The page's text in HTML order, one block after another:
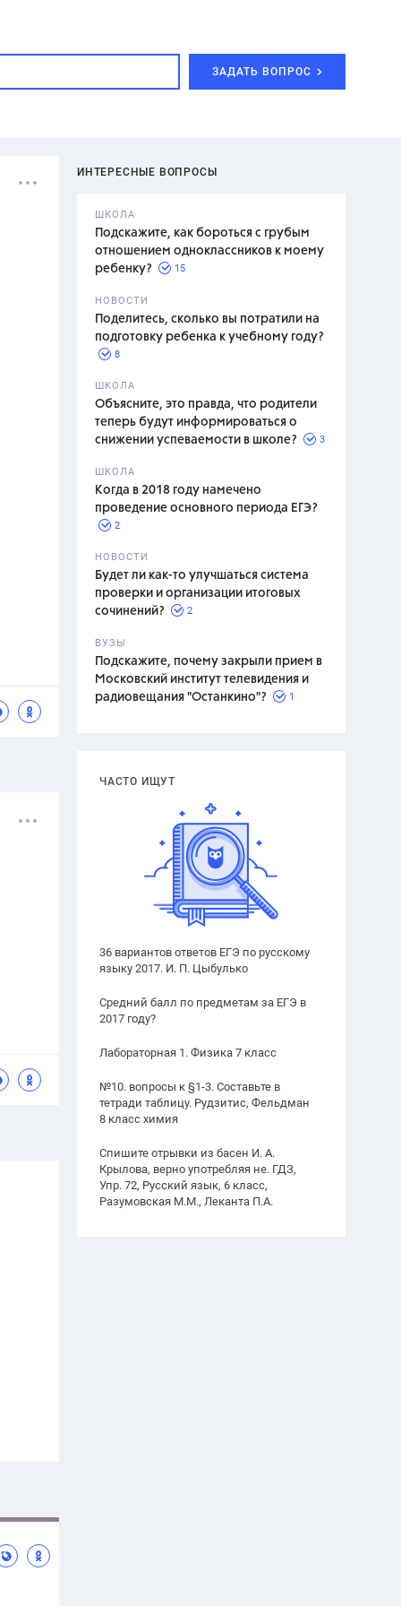
ЗАДАТЬ ВОПРОС
ИНТЕРЕСНЫЕ ВОПРОСЫ
ШКОЛА
Подскажите, как бороться с грубым
отношением одноклассников к моему
ребенку?
15
НОВОСТИ
Поделитесь, сколько вы потратили на
подготовку ребенка к учебному году?
8
ШКОЛА
Объясните, это правда, что родители
теперь будут информироваться о
снижении успеваемости в школе?
3
ШКОЛА
Когда в 2018 году намечено
проведение основного периода ЕГЭ?
2
НОВОСТИ
Будет ли как-то улучшаться система
проверки и организации итоговых
сочинений?
2
ВУЗЫ
Подскажите, почему закрыли прием в
Московский институт телевидения и
радиовещания "Останкино"?
1
ЧАСТО ИЩУТ
36 вариантов ответов ЕГЭ по русскому
языку 2017. И. П. Цыбулько
Средний балл по предметам за ЕГЭ в
2017 году?
Лабораторная 1. Физика 7 класс
№10. вопросы к §1-3. Составьте в
тетради таблицу. Рудзитис, Фельдман
8 класс химия
Спишите отрывки из басен И. А.
Крылова, верно употребляя не. ГДЗ,
Упр. 72, Русский язык, 6 класс,
Разумовская М.М., Леканта П.А.